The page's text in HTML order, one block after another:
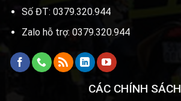
Số ĐT: 0379.320.944
Zalo hỗ trợ: 0379.320.944
CÁC CHÍNH SÁCH